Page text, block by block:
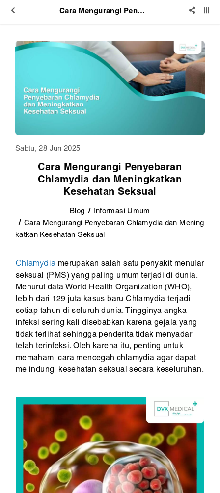
Cara Mengurangi Penyebaran Chlamydia dan Meningkatkan Kesehatan Seksual
Sabtu, 28 Jun 2025
Cara Mengurangi Penyebaran
Chlamydia dan Meningkatkan
Kesehatan Seksual
Blog
Informasi Umum
Cara Mengurangi Penyebaran Chlamydia dan Mening
katkan Kesehatan Seksual
Chlamydia merupakan salah satu penyakit menular
seksual (PMS) yang paling umum terjadi di dunia.
Menurut data World Health Organization (WHO),
lebih dari 129 juta kasus baru Chlamydia terjadi
setiap tahun di seluruh dunia. Tingginya angka
infeksi sering kali disebabkan karena gejala yang
tidak terlihat sehingga penderita tidak menyadari
telah terinfeksi. Oleh karena itu, penting untuk
memahami cara mencegah chlamydia agar dapat
melindungi kesehatan seksual secara keseluruhan.